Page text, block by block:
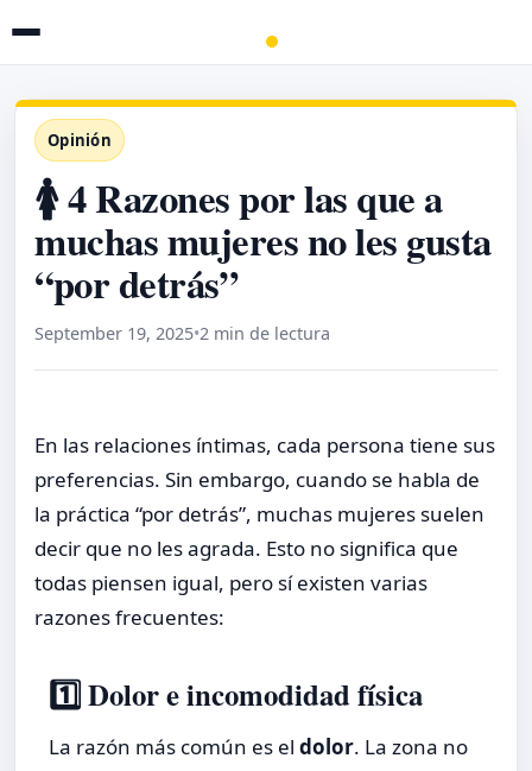
Opinión
🚺 4 Razones por las que a
muchas mujeres no les gusta
“por detrás”
September 19, 2025•2 min de lectura
En las relaciones íntimas, cada persona tiene sus
preferencias. Sin embargo, cuando se habla de
la práctica “por detrás”, muchas mujeres suelen
decir que no les agrada. Esto no significa que
todas piensen igual, pero sí existen varias
razones frecuentes:
1️⃣ Dolor e incomodidad física
La razón más común es el dolor. La zona no